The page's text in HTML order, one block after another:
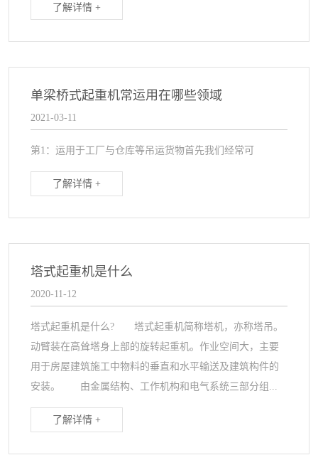
了解详情 +
单梁桥式起重机常运用在哪些领域
2021-03-11
第1：运用于工厂与仓库等吊运货物首先我们经常可
了解详情 +
塔式起重机是什么
2020-11-12
塔式起重机是什么? 塔式起重机简称塔机，亦称塔吊。
动臂装在高耸塔身上部的旋转起重机。作业空间大，主要
用于房屋建筑施工中物料的垂直和水平输送及建筑构件的
安装。 由金属结构、工作机构和电气系统三部分组...
了解详情 +